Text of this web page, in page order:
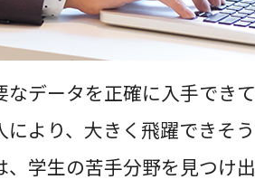
データを正確に入手でき
より、大きく飛躍できそ
学生の苦手分野を見つけ